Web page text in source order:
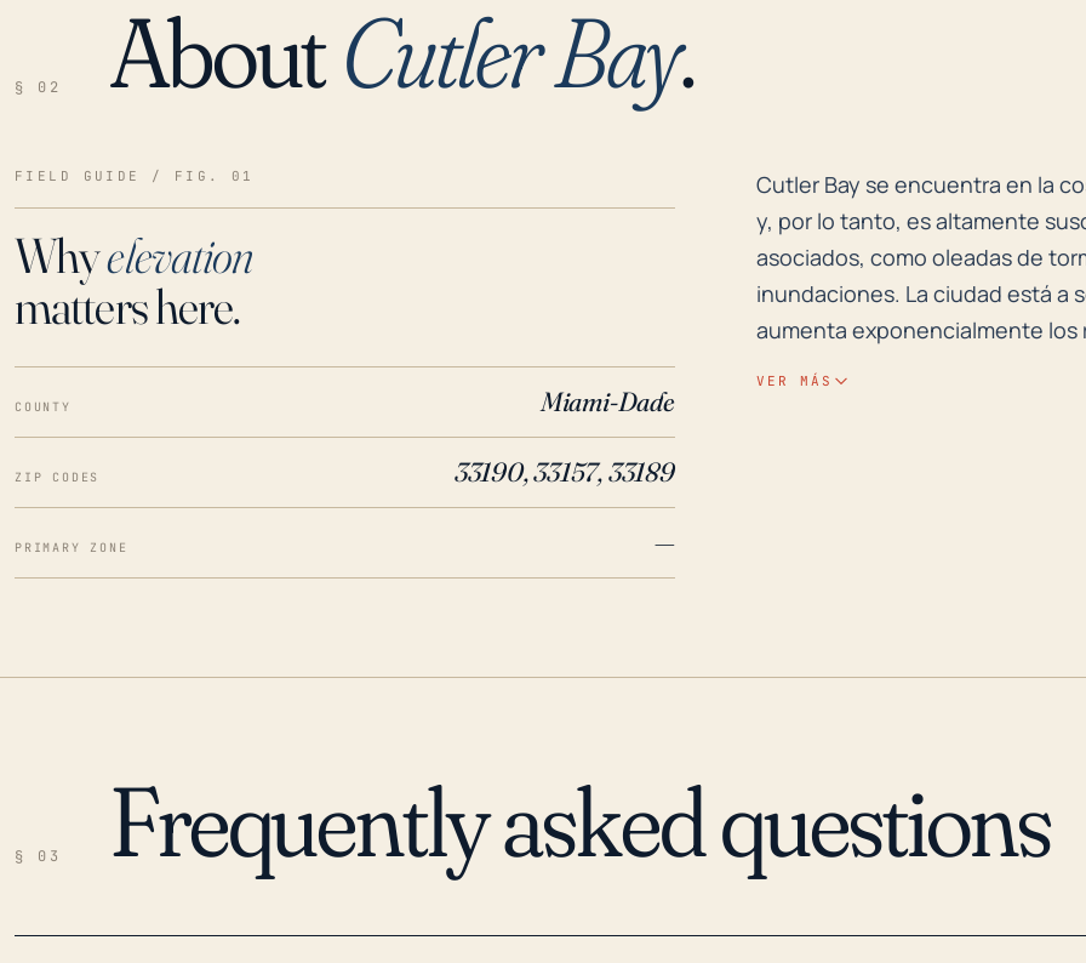
LOADING…
§ 02 AboutCutler Bay.
FIELD GUIDE / FIG. 01
Whyelevation
matters here.
COUNTY Miami-Dade
ZIP CODES 33190, 33157, 33189
PRIMARY ZONE —
Cutler Bay se encuentra en la
Cutler Bay se encuentra en la
y, por lo tanto, es altamente
asociados, como oleadas de
inundaciones. La ciudad está a
aumenta exponencialmente
tropicales relativamente leves.
Dada la amenaza de aumento
climático, Cutler Bay sigue
inundaciones extremas. Esto
VER MÁS
§ 03 Frequently asked questions